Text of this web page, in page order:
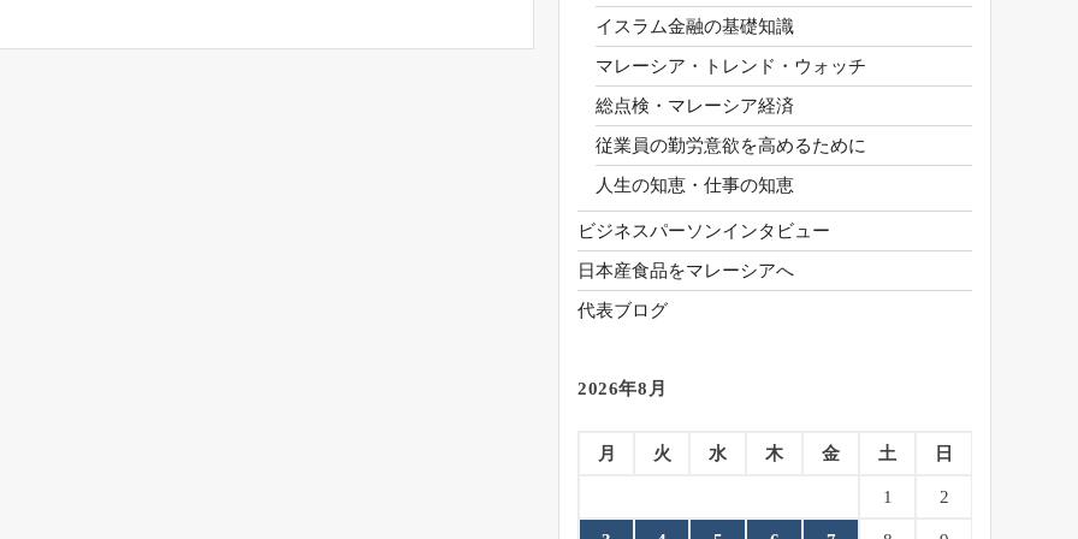
イスラム金融の基礎知識
マレーシア・トレンド・ウォッチ
総点検・マレーシア経済
従業員の勤労意欲を高めるために
人生の知恵・仕事の知恵
ビジネスパーソンインタビュー
日本産食品をマレーシアへ
代表ブログ
2026年8月
月 火 水 木 金 土 日
1 2